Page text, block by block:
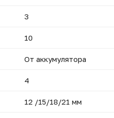
3
10
От аккумулятора
4
12 /15/18/21 мм